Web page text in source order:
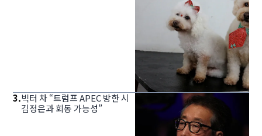
3.빅터 차 “트럼프 APEC 방한 시
김정은과 회동 가능성”